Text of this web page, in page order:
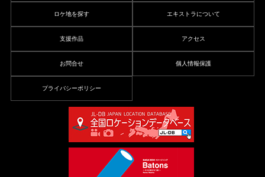
ロケ地を探す エキストラについて
支援作品 アクセス
お問合せ 個人情報保護
プライバシーポリシー